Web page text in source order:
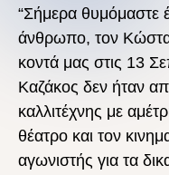
“Σήμερα θυμόμαστε
άνθρωπο, τον
κοντά μας στις 13
Καζάκος δεν ήταν
καλλιτέχνης με
θέατρο και τον
αγωνιστής για τα